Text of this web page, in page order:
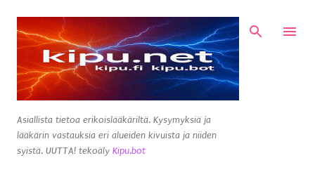
Siirry pääsisältöön
Asiallista tietoa erikoislääkäriltä. Kysymyksiä ja
lääkärin vastauksia eri alueiden kivuista ja niiden
syistä. UUTTA! tekoäly Kipu.bot